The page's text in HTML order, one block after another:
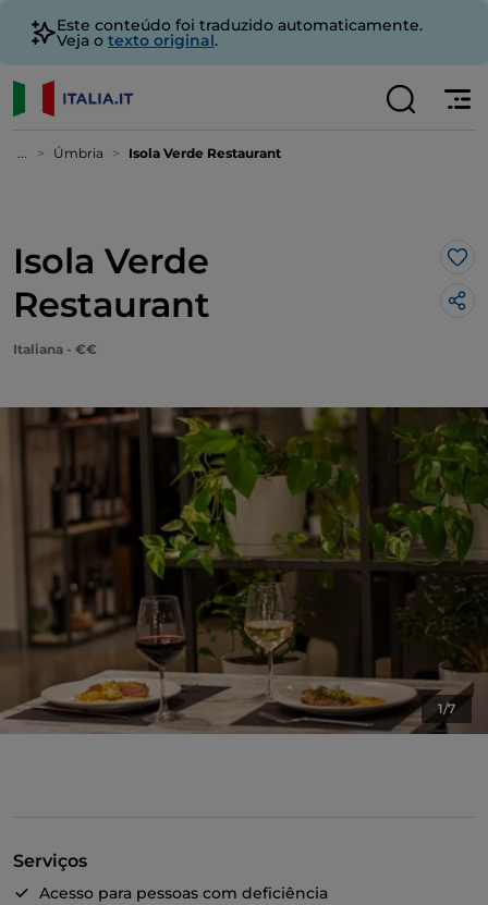
Este conteúdo foi traduzido automaticamente.
Veja o texto original.
... Úmbria Isola Verde Restaurant
Isola Verde
Restaurant
Italiana - €€
1/7
Serviços
Acesso para pessoas com deficiência